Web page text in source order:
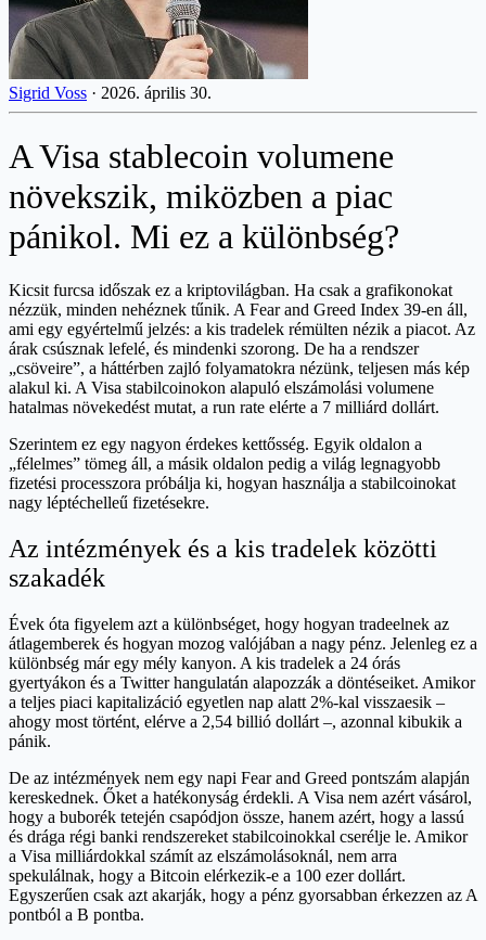
Sigrid Voss · 2026. április 30.
A Visa stablecoin volumene
növekszik, miközben a piac
pánikol. Mi ez a különbség?
Kicsit furcsa időszak ez a kriptovilágban. Ha csak a grafikonokat
nézzük, minden nehéznek tűnik. A Fear and Greed Index 39-en áll,
ami egy egyértelmű jelzés: a kis tradelek rémülten nézik a piacot. Az
árak csúsznak lefelé, és mindenki szorong. De ha a rendszer
„csöveire”, a háttérben zajló folyamatokra nézünk, teljesen más kép
alakul ki. A Visa stabilcoinokon alapuló elszámolási volumene
hatalmas növekedést mutat, a run rate elérte a 7 milliárd dollárt.
Szerintem ez egy nagyon érdekes kettősség. Egyik oldalon a
„félelmes” tömeg áll, a másik oldalon pedig a világ legnagyobb
fizetési processzora próbálja ki, hogyan használja a stabilcoinokat
nagy léptéchelleű fizetésekre.
Az intézmények és a kis tradelek közötti
szakadék
Évek óta figyelem azt a különbséget, hogy hogyan tradeelnek az
átlagemberek és hogyan mozog valójában a nagy pénz. Jelenleg ez a
különbség már egy mély kanyon. A kis tradelek a 24 órás
gyertyákon és a Twitter hangulatán alapozzák a döntéseiket. Amikor
a teljes piaci kapitalizáció egyetlen nap alatt 2%-kal visszaesik –
ahogy most történt, elérve a 2,54 billió dollárt –, azonnal kibukik a
pánik.
De az intézmények nem egy napi Fear and Greed pontszám alapján
kereskednek. Őket a hatékonyság érdekli. A Visa nem azért vásárol,
hogy a buborék tetején csapódjon össze, hanem azért, hogy a lassú
és drága régi banki rendszereket stabilcoinokkal cserélje le. Amikor
a Visa milliárdokkal számít az elszámolásoknál, nem arra
spekulálnak, hogy a Bitcoin elérkezik-e a 100 ezer dollárt.
Egyszerűen csak azt akarják, hogy a pénz gyorsabban érkezzen az A
pontból a B pontba.